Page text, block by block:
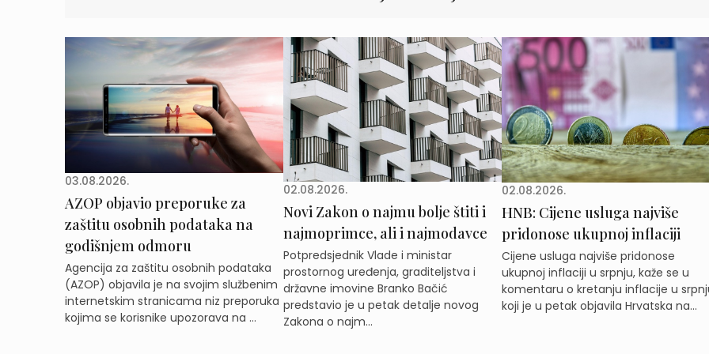
03.08.2026.
AZOP objavio preporuke za
zaštitu osobnih podataka na
godišnjem odmoru
Agencija za zaštitu osobnih podataka
(AZOP) objavila je na svojim službenim
internetskim stranicama niz preporuka
kojima se korisnike upozorava na ...
02.08.2026.
Novi Zakon o najmu bolje štiti i
najmoprimce, ali i najmodavce
Potpredsjednik Vlade i ministar
prostornog uređenja, graditeljstva i
državne imovine Branko Bačić
predstavio je u petak detalje novog
Zakona o najm...
02.08.2026.
HNB: Cijene usluga najviše
pridonose ukupnoj inflaciji
Cijene usluga najviše pridonose
ukupnoj inflaciji u srpnju, kaže se u
komentaru o kretanju inflacije u
koji je u petak objavila Hrvatska na...